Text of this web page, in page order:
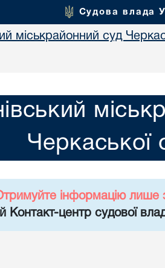
Судова влада
міськрайонний суд
Черкаської
інформацію лише
Контакт-центр судової